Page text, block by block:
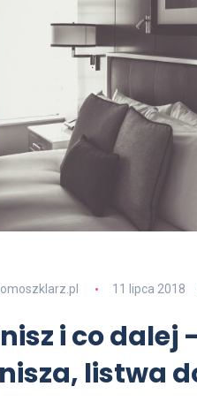
11 lipca 2018
i co dalej
listwa